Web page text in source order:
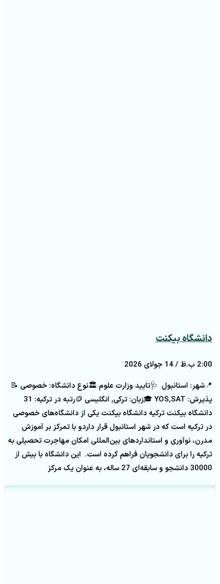
دانشگاه بیکنت
2:00 ب.ظ
📍شهر: استانبول 🩺تایید وزارت علوم 🏛️نوع دانشگاه: خصوصی 📝
پذیرش: YOS,SAT 🎓زبان: ترکی, انگلیسی 🪙رتبه در ترکیه: 31
دانشگاه بیکنت ترکیه دانشگاه بیکنت یکی از دانشگاه‌های خصوصی
در ترکیه است که در شهر استانبول قرار داردو با تمرکز بر آموزش
مدرن، نوآوری و استانداردهای بین‌المللی امکان مهاجرت تحصیلی به
ترکیه را برای دانشجویان فراهم کرده است. این دانشگاه با بیش از
30000 دانشجو و سابقه‌ای 27 ساله، به عنوان یک مرکز